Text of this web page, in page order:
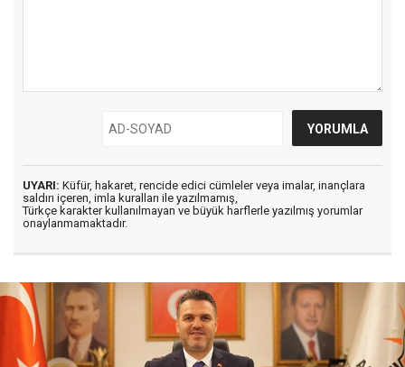
UYARI: Küfür, hakaret, rencide edici cümleler veya imalar, inançlara
saldırı içeren, imla kuralları ile yazılmamış,
Türkçe karakter kullanılmayan ve büyük harflerle yazılmış yorumlar
onaylanmamaktadır.